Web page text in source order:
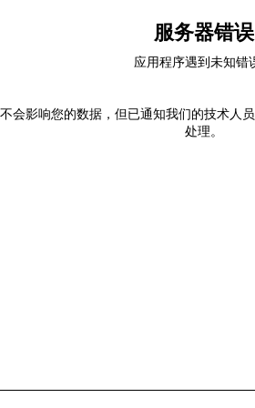
服务器错误
应用程序遇到未知错
会影响您的数据，但已通知我们的技术人
处理。